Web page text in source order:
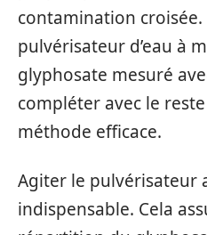
contamination croisée.
pulvérisateur d’eau à
glyphosate mesuré
compléter avec le reste
méthode efficace.
Agiter le pulvérisateur
indispensable. Cela